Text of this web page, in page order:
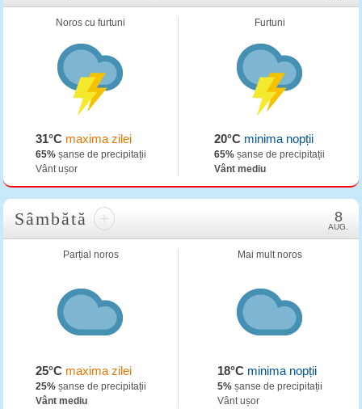
Noros cu furtuni
31°Cmaxima zilei
65%șanse de precipitații
Vânt ușor
Furtuni
20°C minima nopții
65% șanse de precipitații
Vânt mediu
Sâmbătă + 8
AUG.
Parțial noros
25°Cmaxima zilei
25%șanse de precipitații
Vânt mediu
Mai mult noros
18°Cminima nopții
5%șanse de precipitații
Vânt ușor